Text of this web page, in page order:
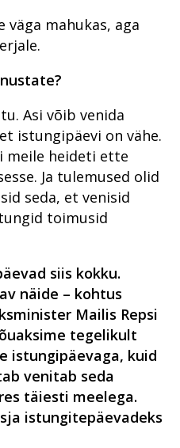
mahukas, aga
Asi võib venida
istungipäevi on vähe.
meile heideti ette
Ja tulemused olid
seda, et venisid
toimusid
siis kokku.
näide – kohtus
Mailis Repsi
tegelikult
istungipäevaga, kuid
venitab seda
täiesti meelega.
istungitepäevadeks